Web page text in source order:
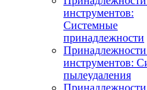
инструментов:
Системные
принадлежности
Принадлежности
инструментов:
пылеудаления
Принадлежности